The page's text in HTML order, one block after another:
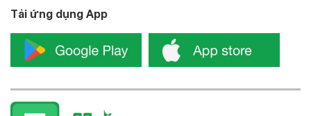
Tải ứng dụng App